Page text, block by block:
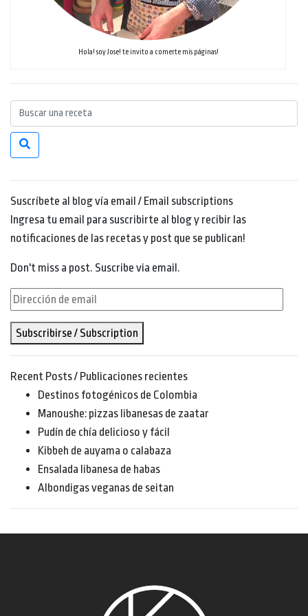
Hola! soy Jose! te invito a comerte mis páginas!
Suscríbete al blog vía email / Email subscriptions
Ingresa tu email para suscribirte al blog y recibir las
notificaciones de las recetas y post que se publican!
Don't miss a post. Suscribe via email.
Dirección
de
email
Subscribirse / Subscription
Recent Posts / Publicaciones recientes
Destinos fotogénicos de Colombia
Manoushe: pizzas libanesas de zaatar
Pudín de chía delicioso y fácil
Kibbeh de auyama o calabaza
Ensalada libanesa de habas
Albondigas veganas de seitan